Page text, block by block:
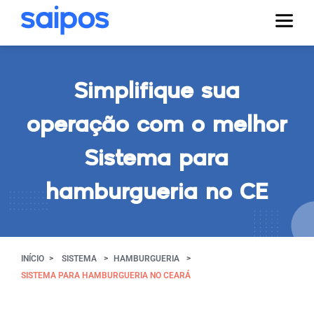
Simplifique sua
operação com o melhor
Sistema para
hamburgueria no CE
INÍCIO SISTEMA
HAMBURGUERIA
SISTEMA PARA HAMBURGUERIA NO CEARÁ